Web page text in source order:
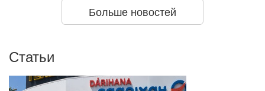
Больше новостей
Статьи